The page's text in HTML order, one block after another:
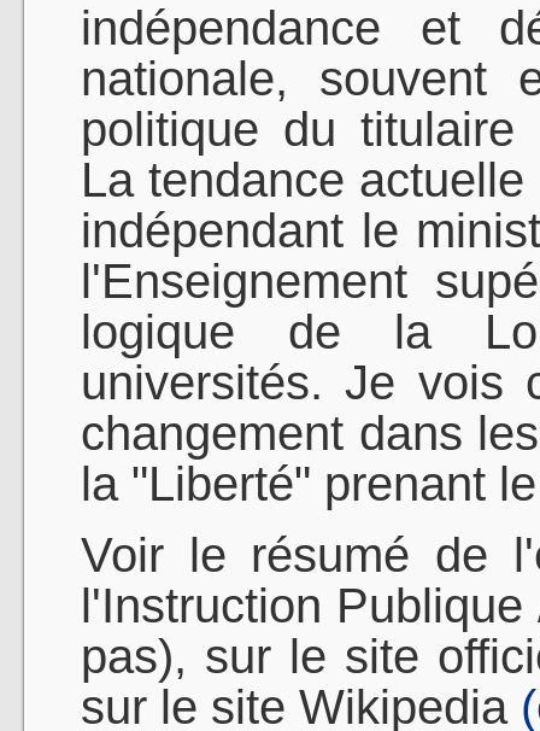
indépendance et
nationale, souvent
politique du titulaire
La tendance
indépendant le
l'Enseignement
logique de la
universités. Je vois
changement dans
la "Liberté" prenant
Voir le résumé de
l'Instruction
pas), sur le site
sur le site Wikipedia